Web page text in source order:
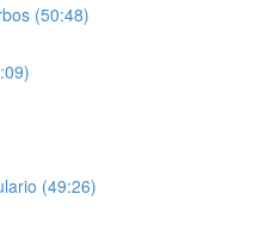
(50:48)
(49:26)